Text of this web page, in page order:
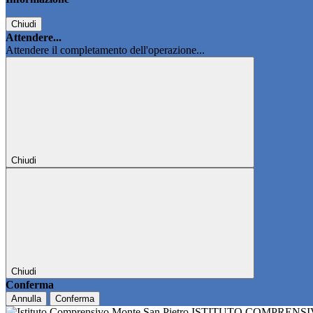
Chiudi
Attendere...
Attendere il completamento dell'operazione...
Chiudi
Chiudi
Conferma
Annulla Conferma